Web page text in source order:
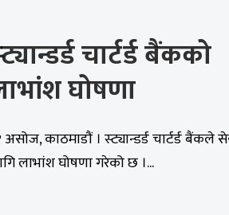
चार्टर्ड बैंकको
घोषणा
असोज, काठमाडौं । स्ट्यान्डर्ड चार्टर्ड बैंकले
लाभांश घोषणा गरेको छ ।...